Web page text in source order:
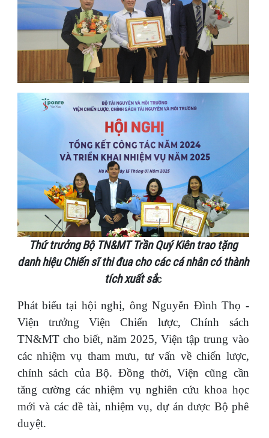
Thứ trưởng Bộ TN&MT Trần Quý Kiên trao tặng
danh hiệu Chiến sĩ thi đua cho các cá nhân có thành
tích xuất sắc
Phát biểu tại hội nghị, ông Nguyễn Đình Thọ -
Viện trưởng Viện Chiến lược, Chính sách
TN&MT cho biết, năm 2025, Viện tập trung vào
các nhiệm vụ tham mưu, tư vấn về chiến lược,
chính sách của Bộ. Đồng thời, Viện cũng cần
tăng cường các nhiệm vụ nghiên cứu khoa học
mới và các đề tài, nhiệm vụ, dự án được Bộ phê
duyệt.